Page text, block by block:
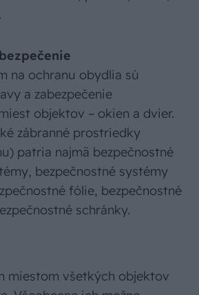
na ochranu obydlia sú
a zabezpečenie
objektov – okien a dvier.
zábranné prostriedky
patria najmä bezpečnostné
bezpečnostné systémy
fólie, bezpečnostné
schránky.
miestom všetkých objektov